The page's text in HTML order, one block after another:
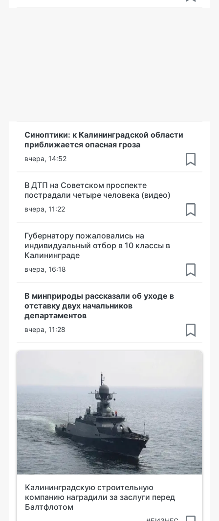
Синоптики: к Калининградской области
приближается опасная гроза
вчера, 14:52
В ДТП на Советском проспекте
пострадали четыре человека (видео)
вчера, 11:22
Губернатору пожаловались на
индивидуальный отбор в 10 классы в
Калининграде
вчера, 16:18
В минприроды рассказали об уходе в
отставку двух начальников
департаментов
вчера, 11:28
Калининградскую строительную
компанию наградили за заслуги перед
Балтфлотом